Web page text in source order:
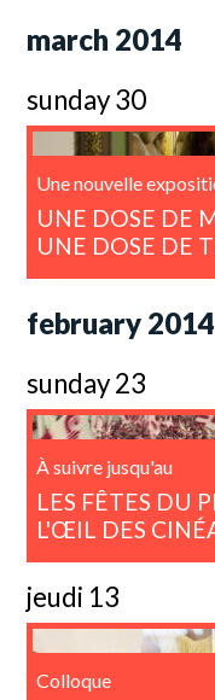
march 2014
sunday 30
Une nouvelle
UNE DOSE DE
UNE DOSE DE
february 2014
sunday 23
À suivre jusqu'au
LES FÊTES DU
L'ŒIL DES
jeudi 13
Colloque